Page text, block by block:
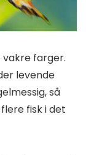
vakre farger.
levende
så
fisk i det